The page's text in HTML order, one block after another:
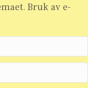
Bruk av e-